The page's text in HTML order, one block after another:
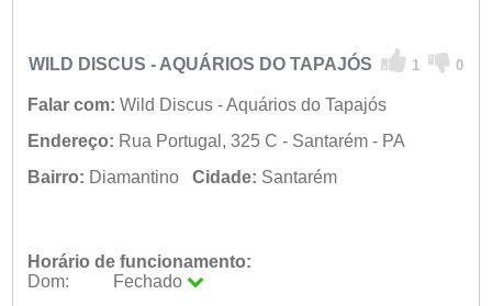
WILD DISCUS - AQUÁRIOS DO TAPAJÓS 1 0
Falar com: Wild Discus - Aquários do Tapajós
Endereço: Rua Portugal, 325 C - Santarém - PA
Bairro: Diamantino Cidade: Santarém
Horário de funcionamento:
Dom:
Fechado